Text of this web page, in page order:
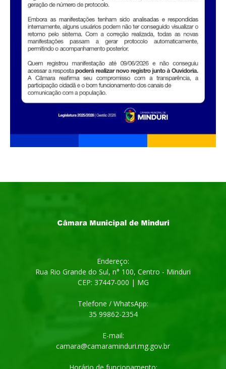
Endereço:
Rua Rio Grande do Sul, n° 100, Centro - Minduri
CEP: 37447-000 | MG
Telefone / WhatsApp:
35 99862-2354
E-mail:
camara@camaraminduri.mg.gov.br